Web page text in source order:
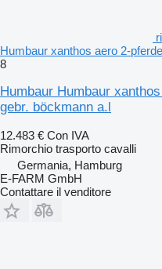
Humbaur xanthos aero 2-
8
Humbaur Humbaur
gebr. böckmann a.l
12.483 € Con IVA
Rimorchio trasporto cavalli
Germania, Hamburg
E-FARM GmbH
Contattare il venditore